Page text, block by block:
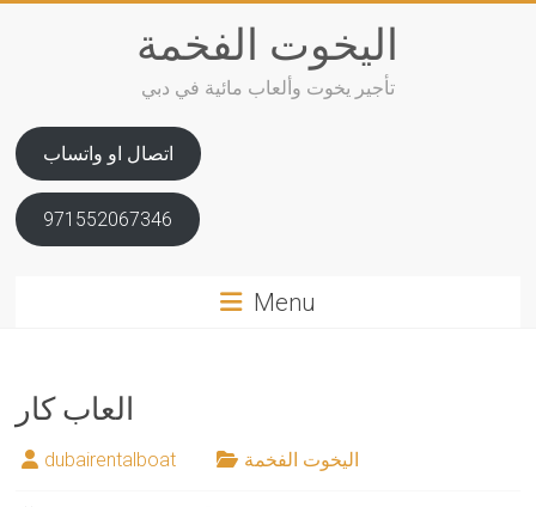
اليخوت الفخمة
تأجير يخوت وألعاب مائية في دبي
اتصال او واتساب
971552067346
Menu
العاب كار
dubairentalboat اليخوت الفخمة